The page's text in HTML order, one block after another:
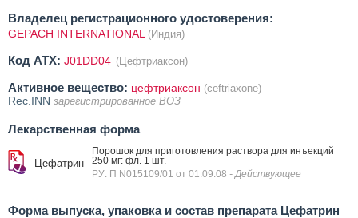
Владелец регистрационного удостоверения:
GEPACH INTERNATIONAL (Индия)
Код ATX: J01DD04 (Цефтриаксон)
Активное вещество: цефтриаксон (ceftriaxone)
Rec.INN зарегистрированное ВОЗ
Лекарственная форма
Цефатрин
Порошок для приготовления раствора для инъекций
250 мг: фл. 1 шт.
РУ: П N015109/01 от 01.09.08 - Действующее
Форма выпуска, упаковка и состав препарата Цефатрин